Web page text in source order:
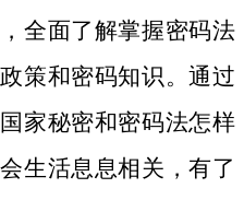
全面了解掌握密码法
策和密码知识。通过
家秘密和密码法怎样
生活息息相关，有了